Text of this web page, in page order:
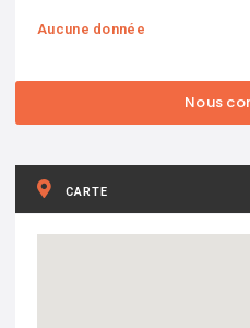
Aucune donnée
CARTE